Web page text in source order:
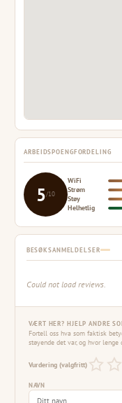
ARBEIDSPOENGFORDELING
5/10
WiFi
Strøm
Støy
Helhetlig
BESØKSANMELDELSER
Could not load reviews.
VÆRT HER? HJELP ANDRE
Fortell oss hva som faktisk
støyende det var, og hvor
Vurdering (valgfritt)
NAVN